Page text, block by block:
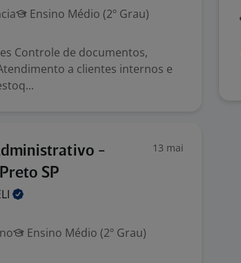
Ensino Médio (2º Grau)
Controle de documentos,
a clientes internos e
-
SP
13 mai
Ensino Médio (2º Grau)